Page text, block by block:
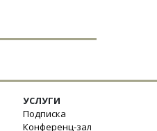
УСЛУГИ
Подписка
Конференц-зал